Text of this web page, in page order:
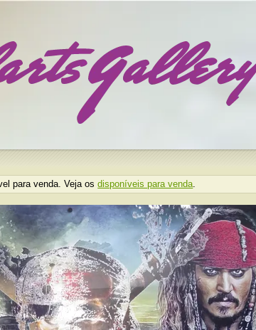
para venda. Veja osdisponíveis para venda